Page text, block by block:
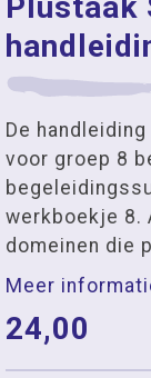
De
voor groep 8
werkboekje 8.
domeinen die
Meer
24,00